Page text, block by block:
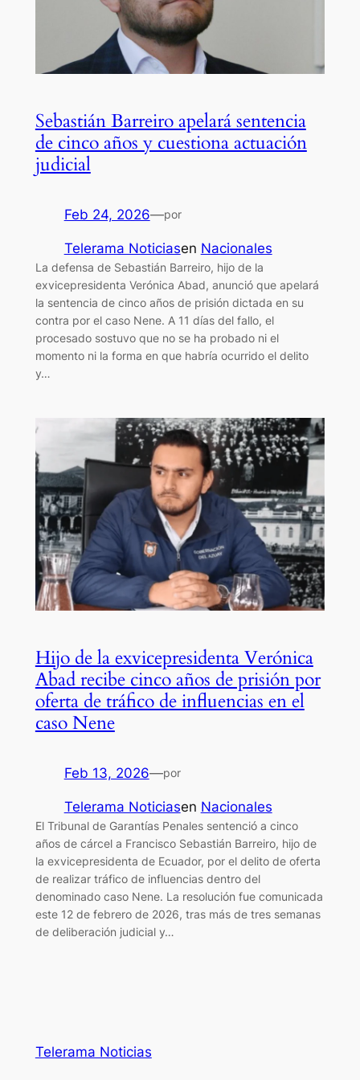
Sebastián Barreiro apelará sentencia
de cinco años y cuestiona actuación
judicial
Feb 24, 2026—por
Telerama Noticiasen Nacionales
La defensa de Sebastián Barreiro, hijo de la
exvicepresidenta Verónica Abad, anunció que apelará
la sentencia de cinco años de prisión dictada en su
contra por el caso Nene. A 11 días del fallo, el
procesado sostuvo que no se ha probado ni el
momento ni la forma en que habría ocurrido el delito
y…
Hijo de la exvicepresidenta Verónica
Abad recibe cinco años de prisión por
oferta de tráfico de influencias en el
caso Nene
Feb 13, 2026—por
Telerama Noticiasen Nacionales
El Tribunal de Garantías Penales sentenció a cinco
años de cárcel a Francisco Sebastián Barreiro, hijo de
la exvicepresidenta de Ecuador, por el delito de oferta
de realizar tráfico de influencias dentro del
denominado caso Nene. La resolución fue comunicada
este 12 de febrero de 2026, tras más de tres semanas
de deliberación judicial y…
Telerama Noticias